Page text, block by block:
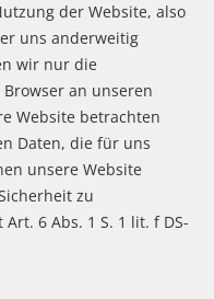
der Website, also
uns anderweitig
wir nur die
an unseren
Website betrachten
Daten, die für uns
unsere Website
zu
6 Abs. 1 S. 1 lit. f DS-